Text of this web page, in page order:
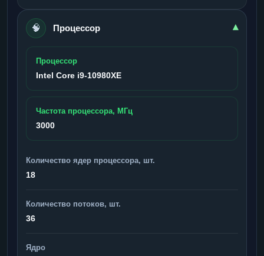
🧠 Процессор ▾
Процессор
Intel Core i9-10980XE
Частота процессора, МГц
3000
Количество ядер процессора, шт.
18
Количество потоков, шт.
36
Ядро